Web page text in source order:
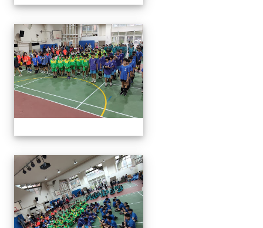
113年全國北區師生盃巧固
113年全國北區師生盃巧固